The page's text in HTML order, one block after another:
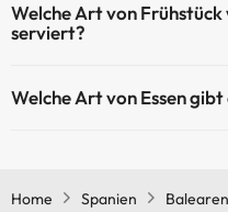
geeignet.
Welche Art von Frühstück
serviert?
Frühstücksbuffet genießen.
Welche Art von Essen
Home
Spanien Balearen